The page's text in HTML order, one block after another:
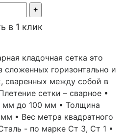
в 1 клик
кладочная сетка это
сложенных горизонтально и
сваренных между собой в
сетки – сварное •
мм до 100 мм • Толщина
• Вес метра квадратного
- по марке Ст 3, Ст 1 •